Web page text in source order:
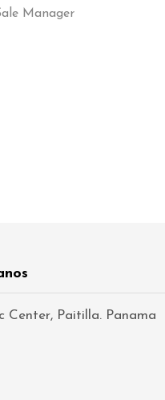
Manager
Center, Paitilla. Panama